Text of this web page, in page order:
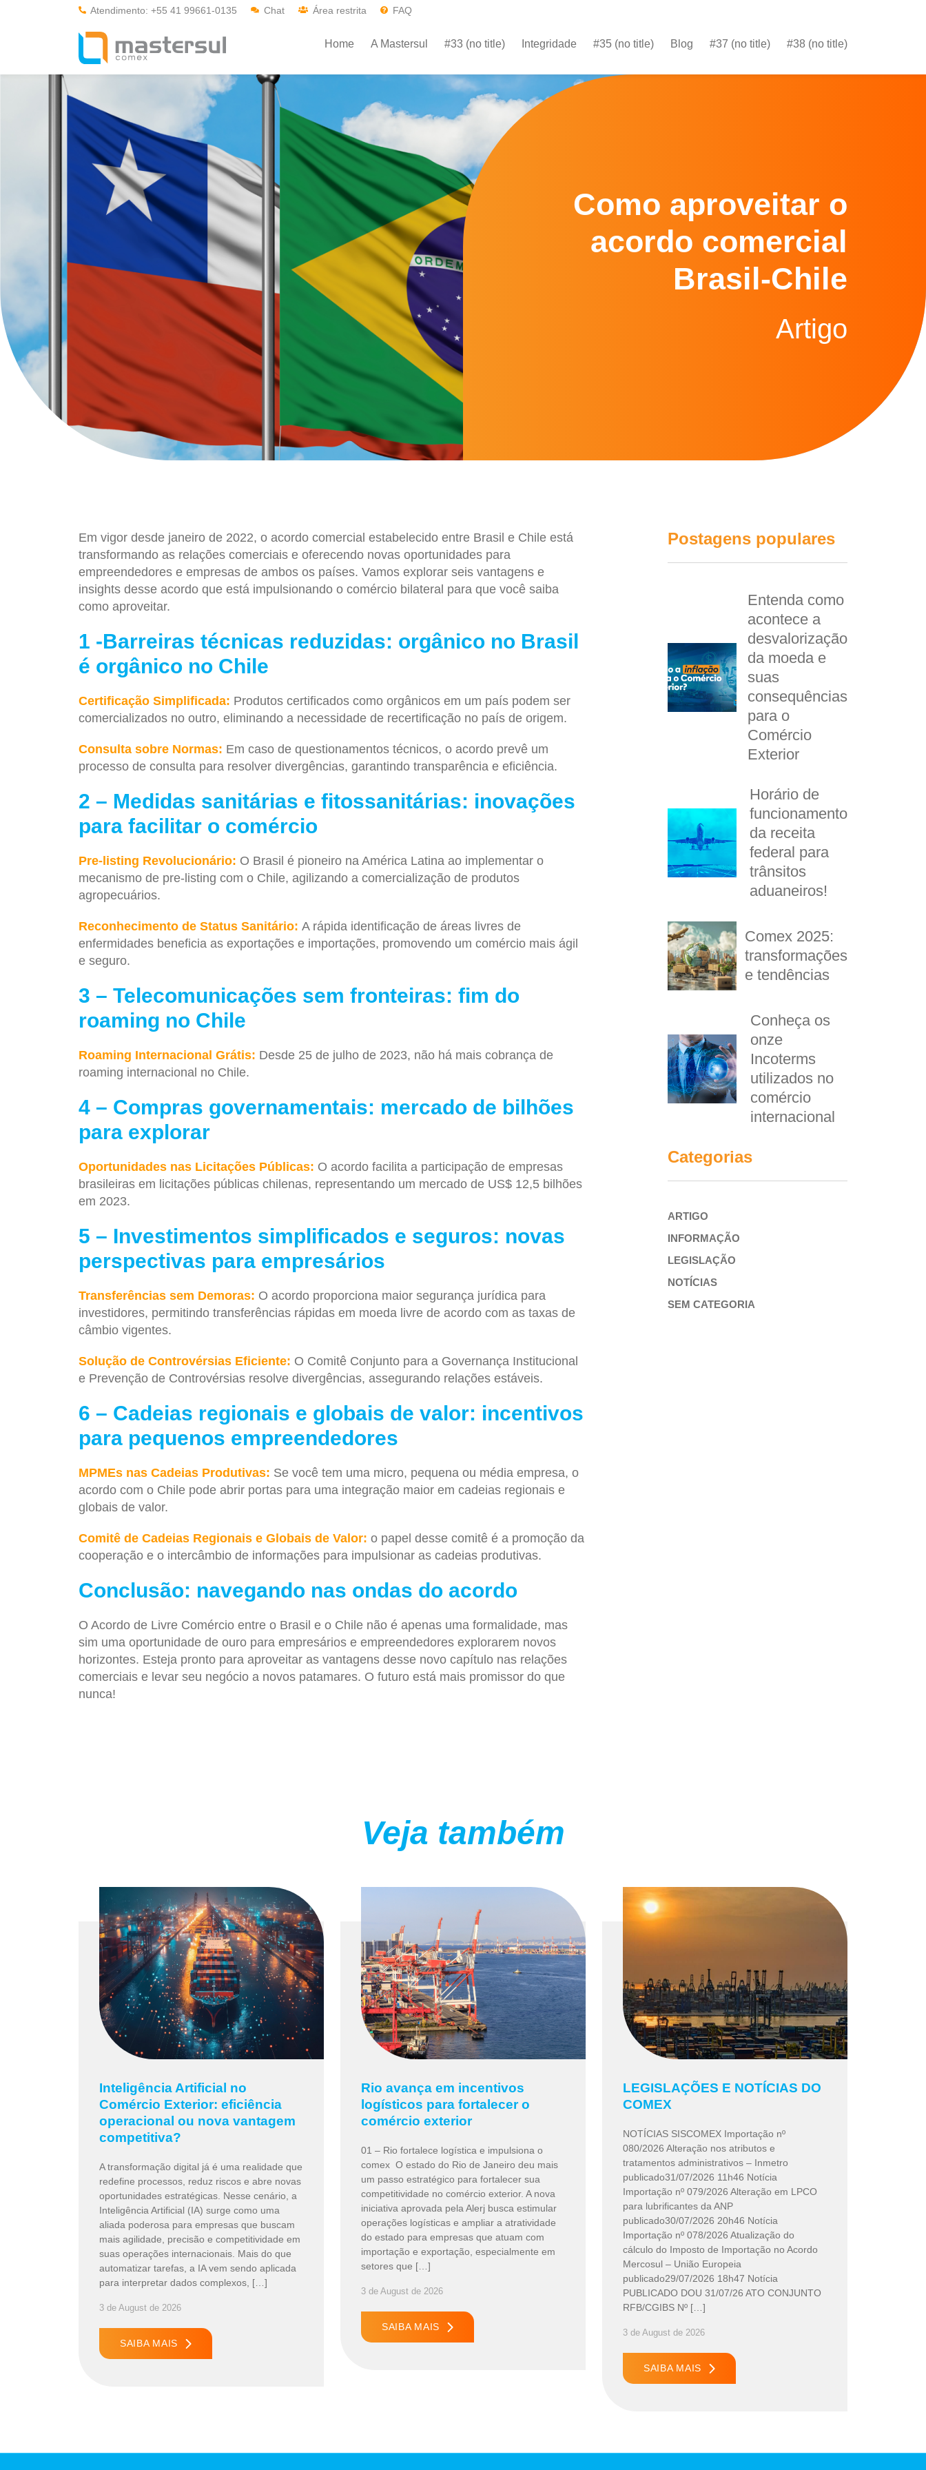
Atendimento: +55 41 99661-0135 Chat Área restrita FAQ
Home A Mastersul #33 (no title) Integridade #35 (no title) Blog #37 (no title) #38 (no title)
A Mastersul
#33 (no title)
#38 (no title)
Como aproveitar o
acordo comercial
Brasil-Chile
Artigo
Em vigor desde janeiro de 2022, o acordo comercial estabelecido entre Brasil e Chile está
transformando as relações comerciais e oferecendo novas oportunidades para
empreendedores e empresas de ambos os países. Vamos explorar seis vantagens e
insights desse acordo que está impulsionando o comércio bilateral para que você saiba
como aproveitar.
1 -Barreiras técnicas reduzidas: orgânico no Brasil
é orgânico no Chile
Certificação Simplificada: Produtos certificados como orgânicos em um país podem ser
comercializados no outro, eliminando a necessidade de recertificação no país de origem.
Consulta sobre Normas: Em caso de questionamentos técnicos, o acordo prevê um
processo de consulta para resolver divergências, garantindo transparência e eficiência.
2 – Medidas sanitárias e fitossanitárias: inovações
para facilitar o comércio
Pre-listing Revolucionário: O Brasil é pioneiro na América Latina ao implementar o
mecanismo de pre-listing com o Chile, agilizando a comercialização de produtos
agropecuários.
Reconhecimento de Status Sanitário: A rápida identificação de áreas livres de
enfermidades beneficia as exportações e importações, promovendo um comércio mais ágil
e seguro.
3 – Telecomunicações sem fronteiras: fim do
roaming no Chile
Roaming Internacional Grátis: Desde 25 de julho de 2023, não há mais cobrança de
roaming internacional no Chile.
4 – Compras governamentais: mercado de bilhões
para explorar
Oportunidades nas Licitações Públicas: O acordo facilita a participação de empresas
brasileiras em licitações públicas chilenas, representando um mercado de US$ 12,5 bilhões
em 2023.
5 – Investimentos simplificados e seguros: novas
perspectivas para empresários
Transferências sem Demoras: O acordo proporciona maior segurança jurídica para
investidores, permitindo transferências rápidas em moeda livre de acordo com as taxas de
câmbio vigentes.
Solução de Controvérsias Eficiente: O Comitê Conjunto para a Governança Institucional
e Prevenção de Controvérsias resolve divergências, assegurando relações estáveis.
6 – Cadeias regionais e globais de valor: incentivos
para pequenos empreendedores
MPMEs nas Cadeias Produtivas: Se você tem uma micro, pequena ou média empresa, o
acordo com o Chile pode abrir portas para uma integração maior em cadeias regionais e
globais de valor.
Comitê de Cadeias Regionais e Globais de Valor: o papel desse comitê é a promoção da
cooperação e o intercâmbio de informações para impulsionar as cadeias produtivas.
Conclusão: navegando nas ondas do acordo
O Acordo de Livre Comércio entre o Brasil e o Chile não é apenas uma formalidade, mas
sim uma oportunidade de ouro para empresários e empreendedores explorarem novos
horizontes. Esteja pronto para aproveitar as vantagens desse novo capítulo nas relações
comerciais e levar seu negócio a novos patamares. O futuro está mais promissor do que
nunca!
Postagens populares
Entenda como
acontece a
desvalorização
da moeda e
suas
consequências
para o
Comércio
Exterior
Horário de
funcionamento
da receita
federal para
trânsitos
aduaneiros!
Comex 2025:
transformações
e tendências
Conheça os
onze
Incoterms
utilizados no
comércio
internacional
Categorias
ARTIGO
INFORMAÇÃO
LEGISLAÇÃO
NOTÍCIAS
SEM CATEGORIA
Veja também
Inteligência Artificial no
Comércio Exterior: eficiência
operacional ou nova vantagem
competitiva?
A transformação digital já é uma realidade que
redefine processos, reduz riscos e abre novas
oportunidades estratégicas. Nesse cenário, a
Inteligência Artificial (IA) surge como uma
aliada poderosa para empresas que buscam
mais agilidade, precisão e competitividade em
suas operações internacionais. Mais do que
automatizar tarefas, a IA vem sendo aplicada
para interpretar dados complexos, […]
3 de August de 2026
SAIBA MAIS
Rio avança em incentivos
logísticos para fortalecer o
comércio exterior
01 – Rio fortalece logística e impulsiona o
comex O estado do Rio de Janeiro deu mais
um passo estratégico para fortalecer sua
competitividade no comércio exterior. A nova
iniciativa aprovada pela Alerj busca estimular
operações logísticas e ampliar a atratividade
do estado para empresas que atuam com
importação e exportação, especialmente em
setores que […]
3 de August de 2026
SAIBA MAIS
LEGISLAÇÕES E NOTÍCIAS DO
COMEX
NOTÍCIAS SISCOMEX Importação nº
080/2026 Alteração nos atributos e
tratamentos administrativos – Inmetro
publicado31/07/2026 11h46 Notícia
Importação nº 079/2026 Alteração em LPCO
para lubrificantes da ANP
publicado30/07/2026 20h46 Notícia
Importação nº 078/2026 Atualização do
cálculo do Imposto de Importação no Acordo
Mercosul – União Europeia
publicado29/07/2026 18h47 Notícia
PUBLICADO DOU 31/07/26 ATO CONJUNTO
RFB/CGIBS Nº […]
3 de August de 2026
SAIBA MAIS